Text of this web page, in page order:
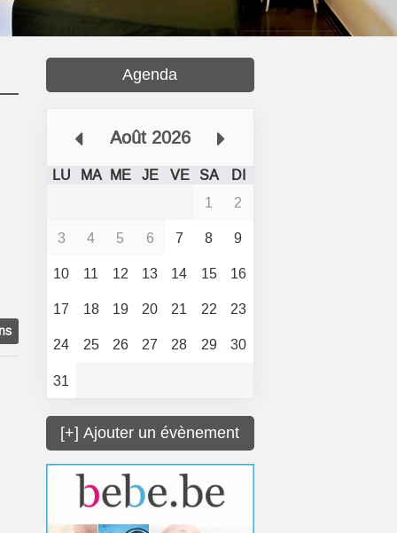
Agenda
Août 2026
LU MA ME JE VE SA
DI
1
2
3
4 5 6 7 8
9
10
11 12 13 14 15
16
17
18 19 20 21 22
23
24
25 26 27 28 29
30
31
[+] Ajouter un évènement